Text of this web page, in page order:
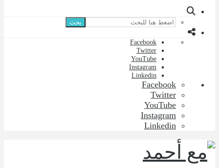
بحث
Facebook
Twitter
YouTube
Instagram
Linkedin
Facebook
Twitter
YouTube
Instagram
Linkedin